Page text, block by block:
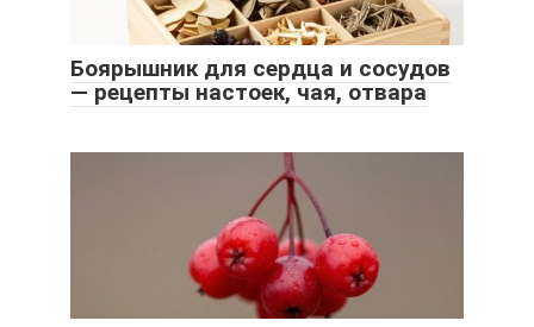
Боярышник для сердца и сосудов
— рецепты настоек, чая, отвара